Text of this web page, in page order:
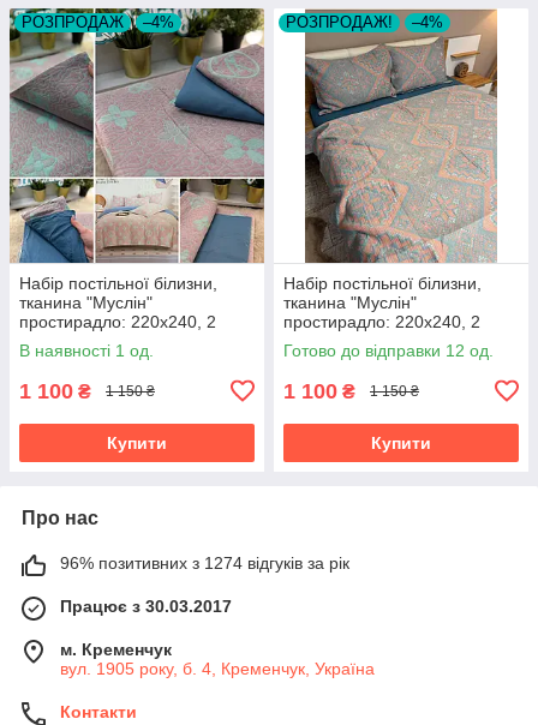
РОЗПРОДАЖ –4%
Набір постільної білизни,
тканина "Муслін"
простирадло: 220х240, 2
наволочки 50х70, підковдра
200х230
В наявності 1 од.
1 100 ₴ 1 150 ₴
Купити
РОЗПРОДАЖ! –4%
Набір постільної білизни,
тканина "Муслін"
простирадло: 220х240, 2
наволочки 50х70, підковдра
200х230
Готово до відправки 12 од.
1 100 ₴ 1 150 ₴
Купити
Про нас
96% позитивних з 1274 відгуків за рік
Працює з 30.03.2017
м. Кременчук
вул. 1905 року, б. 4, Кременчук, Україна
Контакти